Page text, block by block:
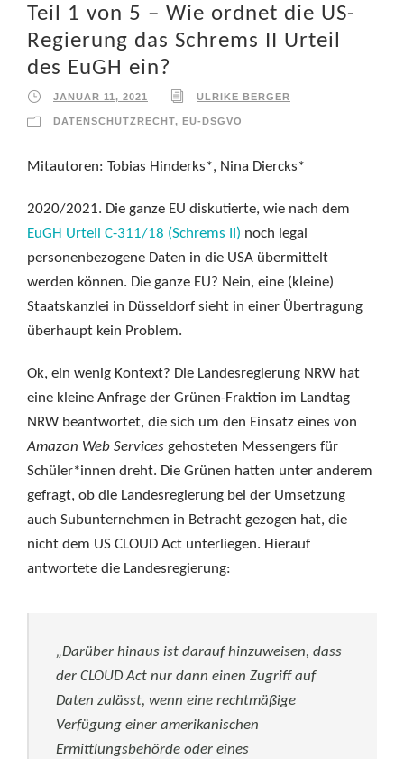
Teil 1 von 5 – Wie ordnet die US-
Regierung das Schrems II Urteil
des EuGH ein?
JANUAR 11, 2021 ULRIKE BERGER
DATENSCHUTZRECHT, EU-DSGVO
Mitautoren: Tobias Hinderks*, Nina Diercks*
2020/2021. Die ganze EU diskutierte, wie nach dem
EuGH Urteil C-311/18 (Schrems II) noch legal
personenbezogene Daten in die USA übermittelt
werden können. Die ganze EU? Nein, eine (kleine)
Staatskanzlei in Düsseldorf sieht in einer Übertragung
überhaupt kein Problem.
Ok, ein wenig Kontext? Die Landesregierung NRW hat
eine kleine Anfrage der Grünen-Fraktion im Landtag
NRW beantwortet, die sich um den Einsatz eines von
Amazon Web Services gehosteten Messengers für
Schüler*innen dreht. Die Grünen hatten unter anderem
gefragt, ob die Landesregierung bei der Umsetzung
auch Subunternehmen in Betracht gezogen hat, die
nicht dem US CLOUD Act unterliegen. Hierauf
antwortete die Landesregierung:
„Darüber hinaus ist darauf hinzuweisen, dass
der CLOUD Act nur dann einen Zugriff auf
Daten zulässt, wenn eine rechtmäßige
Verfügung einer amerikanischen
Ermittlungsbehörde oder eines